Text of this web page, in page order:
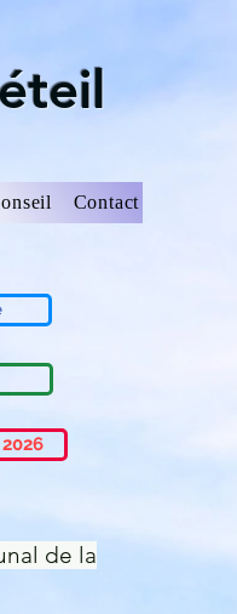
Contact
de la